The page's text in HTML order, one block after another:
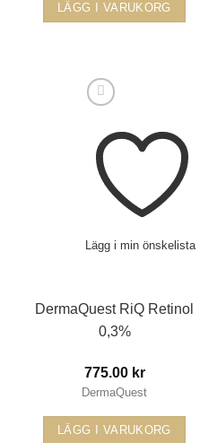
LÄGG I VARUKORG
Lägg i min önskelista
DermaQuest RiQ Retinol
0,3%
775.00 kr
DermaQuest
LÄGG I VARUKORG